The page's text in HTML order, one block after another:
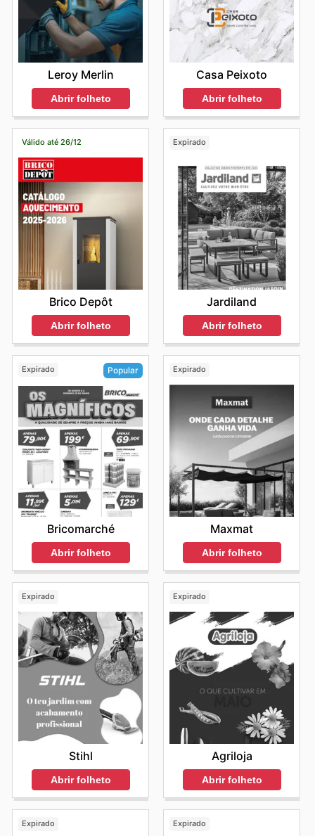
Leroy Merlin
Abrir folheto
Casa Peixoto
Abrir folheto
Válido até 26/12
Brico Depôt
Abrir folheto
Expirado
Jardiland
Abrir folheto
Expirado Popular
Bricomarché
Abrir folheto
Expirado
Maxmat
Abrir folheto
Expirado
Stihl
Abrir folheto
Expirado
Agriloja
Abrir folheto
Expirado Expirado